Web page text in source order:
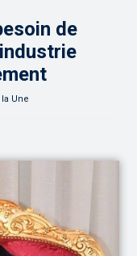
de
industrie
la Une